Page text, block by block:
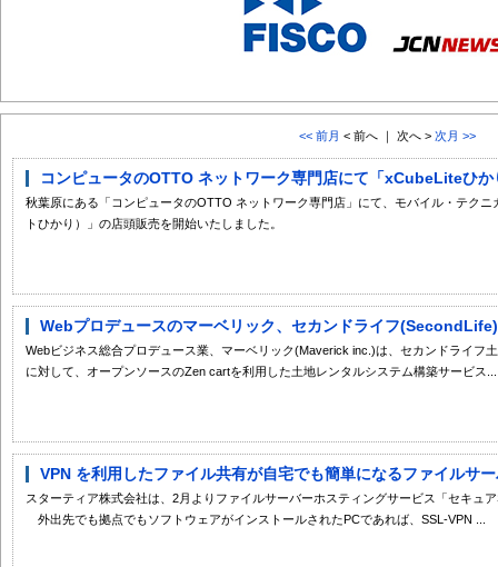
<< 前月 < 前へ ｜ 次へ > 次月 >>
コンピュータのOTTO ネットワーク専門店にて「xCubeLiteひ
秋葉原にある「コンピュータのOTTO ネットワーク専門店」にて、モバイル・テク
トひかり）」の店頭販売を開始いたしました。
Webプロデュースのマーベリック、セカンドライフ
Webビジネス総合プロデュース業、マーベリック(Maverick inc.)は、セカンドライフ
に対して、オープンソースのZen cartを利用した土地レンタルシステム構築サービス...
VPN を利用したファイル共有が自宅でも簡単になるファイルサ
スターティア株式会社は、2月よりファイルサーバーホスティングサービス「セキュ
外出先でも拠点でもソフトウェアがインストールされたPCであれば、SSL-VPN ...